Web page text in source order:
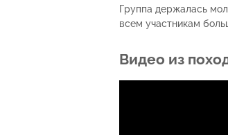
Группа держалась
всем участникам
Видео из